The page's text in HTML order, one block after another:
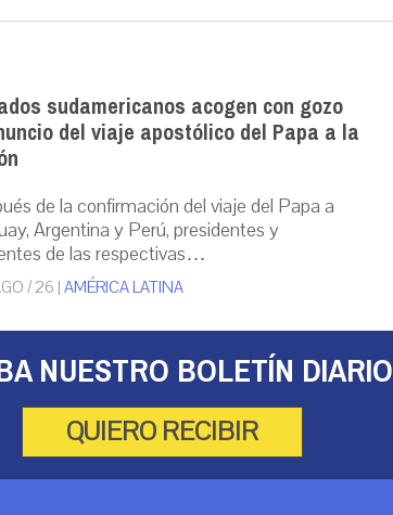
sudamericanos acogen con gozo
del viaje apostólico del Papa a la
de la confirmación del viaje del Papa a
Argentina y Perú, presidentes y
de las respectivas…
/ 26 | AMÉRICA LATINA
NUESTRO BOLETÍN DIARIO
QUIERO RECIBIR